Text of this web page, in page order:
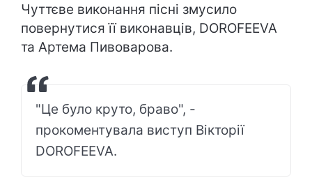
Чуттєве виконання пісні змусило
повернутися її виконавців, DOROFEEVA
та Артема Пивоварова.
"Це було круто, браво", -
прокоментувала виступ Вікторії
DOROFEEVA.